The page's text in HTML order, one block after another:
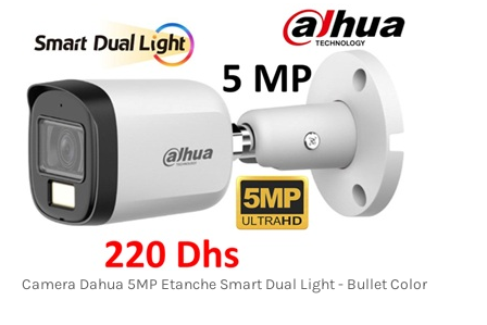
Camera Dahua 5MP Etanche Smart Dual Light - Bullet Color